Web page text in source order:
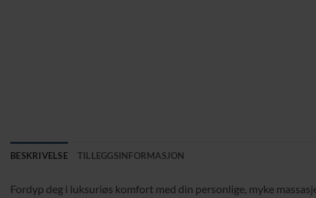
BESKRIVELSE TILLEGGSINFORMASJON
Fordyp deg i luksuriøs komfort med din personlige, myke